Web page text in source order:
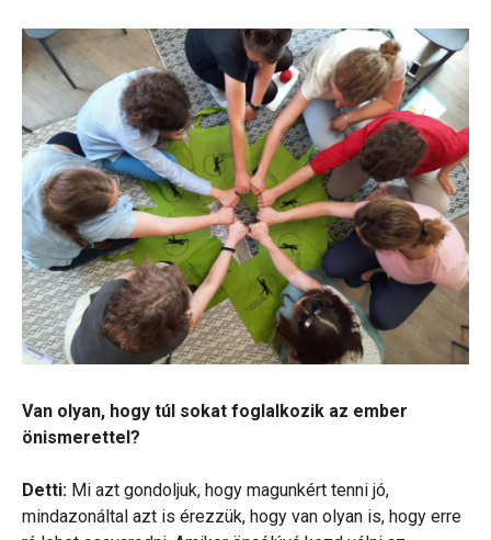
Van olyan, hogy túl sokat foglalkozik az ember
önismerettel?
Detti: Mi azt gondoljuk, hogy magunkért tenni jó,
mindazonáltal azt is érezzük, hogy van olyan is, hogy erre